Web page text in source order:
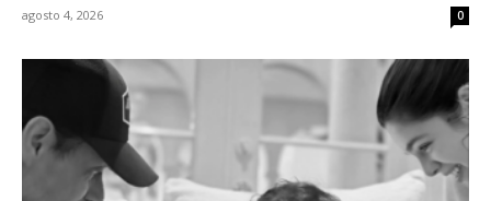
agosto 4, 2026 0